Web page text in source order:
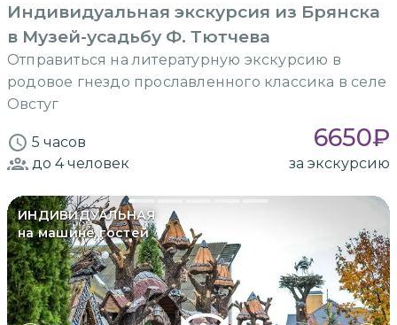
Индивидуальная экскурсия из Брянска
в Музей-усадьбу Ф. Тютчева
Отправиться на литературную экскурсию в
родовое гнездо прославленного классика в селе
Овстуг
5 часов 6650₽
до 4человек за экскурсию
ИНДИВИДУАЛЬНАЯ
на машине гостей